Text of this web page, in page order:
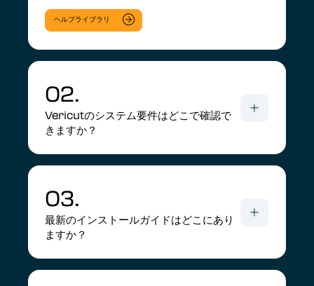
ヘルプライブラリ
02.
Vericutのシステム要件はどこで確認で
きますか？
03.
最新のインストールガイドはどこにあり
ますか？